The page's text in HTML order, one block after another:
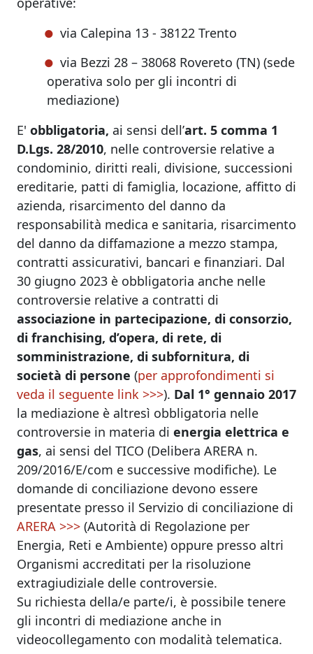
via Calepina 13 - 38122 Trento
via Bezzi 28 – 38068 Rovereto (TN) (sede
operativa solo per gli incontri di
mediazione)
E' obbligatoria, ai sensi dell’art. 5 comma 1
D.Lgs. 28/2010, nelle controversie relative a
condominio, diritti reali, divisione, successioni
ereditarie, patti di famiglia, locazione, affitto di
azienda, risarcimento del danno da
responsabilità medica e sanitaria, risarcimento
del danno da diffamazione a mezzo stampa,
contratti assicurativi, bancari e finanziari. Dal
30 giugno 2023 è obbligatoria anche nelle
controversie relative a contratti di
associazione in partecipazione, di consorzio,
di franchising, d’opera, di rete, di
somministrazione, di subfornitura, di
società di persone (per approfondimenti si
veda il seguente link >>>). Dal 1° gennaio 2017
la mediazione è altresì obbligatoria nelle
controversie in materia di energia elettrica e
gas, ai sensi del TICO (Delibera ARERA n.
209/2016/E/com e successive modifiche). Le
domande di conciliazione devono essere
presentate presso il Servizio di conciliazione di
ARERA >>> (Autorità di Regolazione per
Energia, Reti e Ambiente) oppure presso altri
Organismi accreditati per la risoluzione
extragiudiziale delle controversie.
Su richiesta della/e parte/i, è possibile tenere
gli incontri di mediazione anche in
videocollegamento con modalità telematica.